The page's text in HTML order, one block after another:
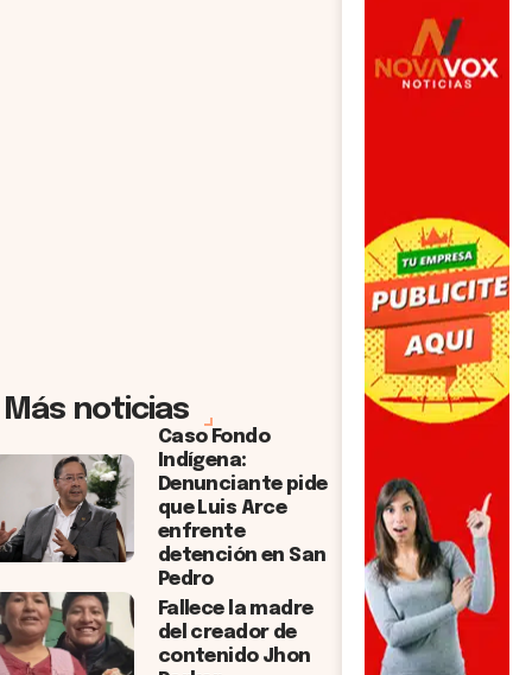
Más noticias
Caso Fondo
Indígena:
Denunciante pide
que Luis Arce
enfrente
detención en San
Pedro
Fallece la madre
del creador de
contenido Jhon